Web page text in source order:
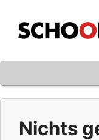
Inhalt
springen
Nichts